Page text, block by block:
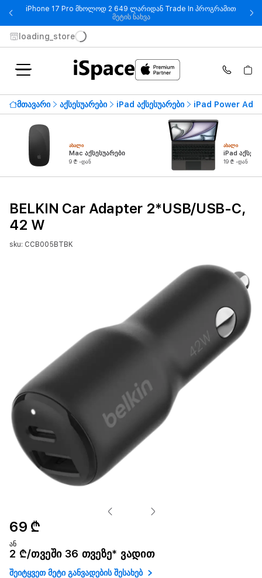
iPhone 17 Pro მხოლოდ 2 649 ლარიდან Trade In პროგრამით
მეტის ნახვა- iPhone 17 Pro მხოლოდ 2 649
loading_store
მთავარი აქსესუარები iPad აქსესუარები iPad Power
ᲐᲮᲐᲚᲘ
Mac აქსესუარები
9 ₾ -დან
ᲐᲮᲐᲚᲘ
iPad
19 ₾ -დან
BELKIN Car Adapter 2*USB/USB-C,
42 W
sku: CCB005BTBK
69 ₾
ან
2 ₾/თვეში 36 თვეზე* ვადით
შეიტყვეთ მეტი განვადების შესახებ